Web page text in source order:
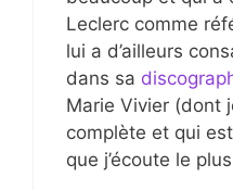
Leclerc comme
lui a d’ailleurs
dans sa
Marie Vivier (dont
complète et qui
que j’écoute le